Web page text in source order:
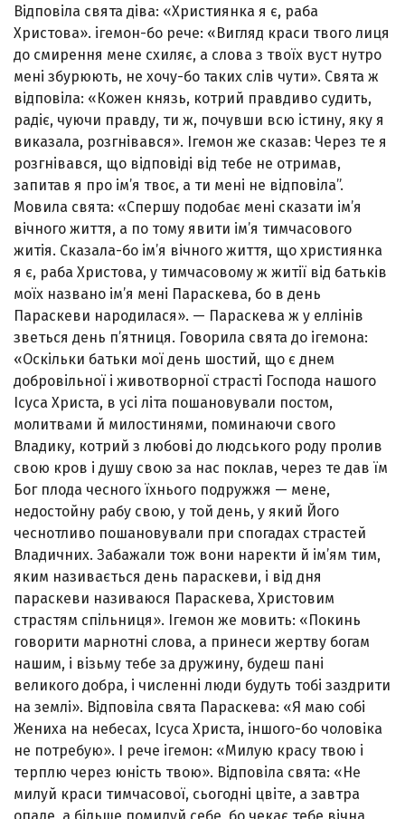
Відповіла свята діва: «Християнка я є, раба
Христова». ігемон-бо рече: «Ви­гляд краси твого лиця
до смирення мене схиляє, а слова з твоїх вуст нутро
мені збурюють, не хочу-бо таких слів чути». Свята ж
відповіла: «Кожен князь, котрий прав­диво судить,
радіє, чуючи правду, ти ж, почувши всю істину, яку я
виказала, розгнівався». Ігемон же сказав: Через те я
розгнівався, що відповіді від тебе не отри­мав,
запитав я про ім’я твоє, а ти мені не відповіла”.
Мовила свята: «Спершу подобає мені сказати ім’я
віч­ного життя, а по тому явити ім’я тимчасового
житія. Сказала-бо ім’я вічного життя, що християнка
я є, раба Христова, у тимчасовому ж житії від батьків
моїх на­звано ім’я мені Параскева, бо в день
Параскеви народи­лася». — Параскева ж у еллінів
зветься день п’ятниця. Говорила свята до ігемона:
«Оскільки батьки мої день шостий, що є днем
добровільної і животворної страсті Господа нашого
Ісуса Христа, в усі літа пошановували постом,
молитвами й милостинями, поминаючи свого
Владику, котрий з любові до людського роду пролив
свою кров і душу свою за нас поклав, через те дав їм
Бог плода чесного їхнього подружжя — мене,
недостойну рабу свою, у той день, у який Його
чеснотливо пошановували при спогадах страстей
Владичних. Забажали тож вони наректи й ім’ям тим,
яким називається день параскеви, і від дня
параскеви називаюся Параскева, Христовим
страстям спільниця». Ігемон же мовить: «По­кинь
говорити марнотні слова, а принеси жертву богам
нашим, і візьму тебе за дружину, будеш пані
великого добра, і численні люди будуть тобі заздрити
на землі». Відповіла свята Параскева: «Я маю собі
Жениха на не­бесах, Ісуса Христа, іншого-бо чоловіка
не потребую». І рече ігемон: «Милую красу твою і
терплю через юність твою». Відповіла свята: «Не
милуй краси тимчасової, сьогодні цвіте, а завтра